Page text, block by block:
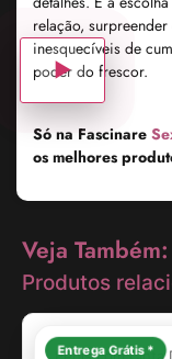
relação,
inesquecíveis de
poder do frescor.
Só na Fascinare
os melhores
Veja Também:
Produtos
Entrega Grátis *
▶